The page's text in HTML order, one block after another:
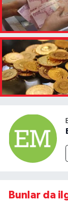
Bunlar da